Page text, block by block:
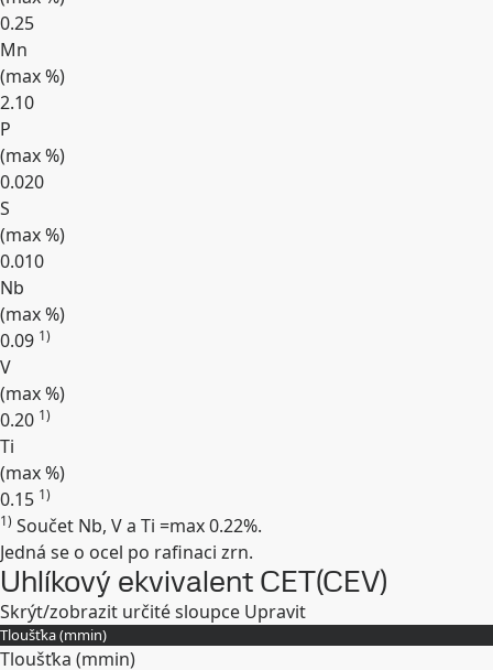
0.25
Mn
(max%)
2.10
P
(max%)
0.020
S
(max%)
0.010
Nb
(max%)
0.09 1)
V
(max%)
0.20 1)
Ti
(max%)
0.15 1)
Rozbalit
1) Součet Nb, V a Ti =max 0.22%.
Jedná se o ocel po rafinaci zrn.
Uhlíkový ekvivalent CET(CEV)
Skrýt/zobrazit určité sloupce Upravit
Tloušťka (mmin)
Tloušťka (mmin)